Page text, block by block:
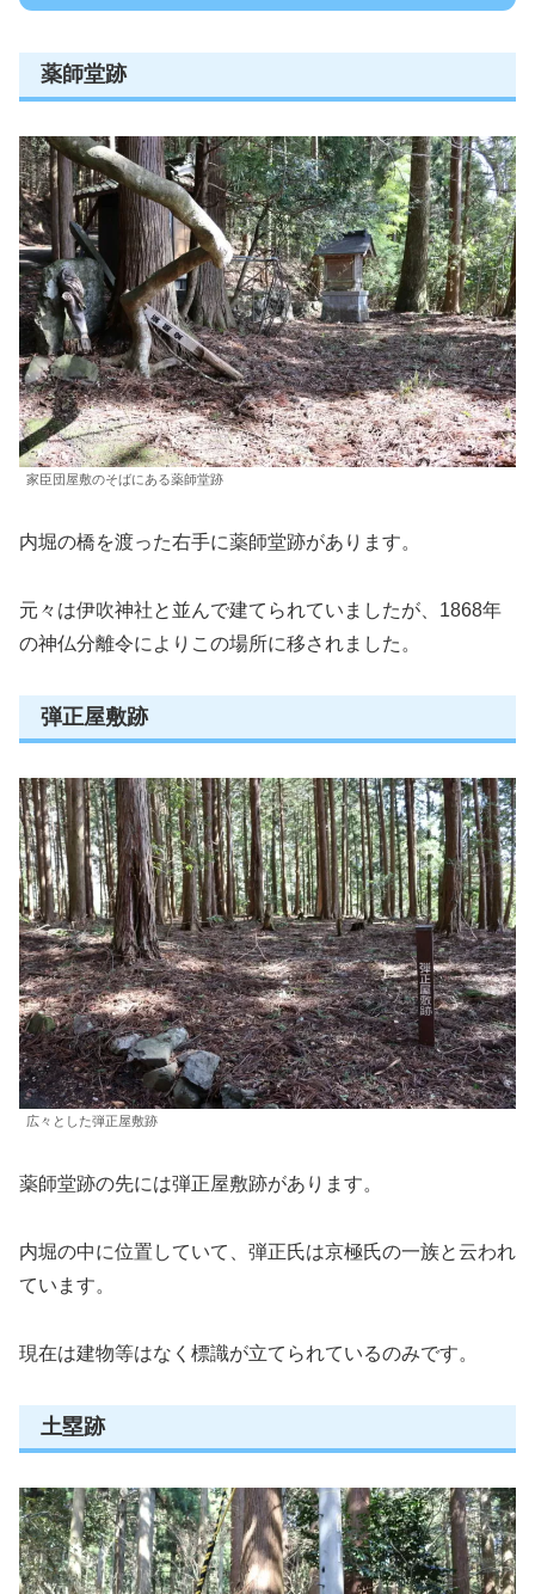
薬師堂跡
家臣団屋敷のそばにある薬師堂跡
内堀の橋を渡った右手に薬師堂跡があります。
元々は伊吹神社と並んで建てられていましたが、1868年
の神仏分離令によりこの場所に移されました。
弾正屋敷跡
広々とした弾正屋敷跡
薬師堂跡の先には弾正屋敷跡があります。
内堀の中に位置していて、弾正氏は京極氏の一族と云われ
ています。
現在は建物等はなく標識が立てられているのみです。
土塁跡